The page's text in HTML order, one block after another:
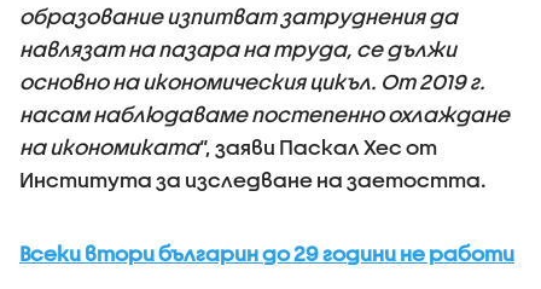
образование изпитват затруднения да
навлязат на пазара на труда, се дължи
основно на икономическия цикъл. От 2019 г.
насам наблюдаваме постепенно охлаждане
на икономиката“, заяви Паскал Хес от
Института за изследване на заетостта.
Всеки втори българин до 29 години не работи